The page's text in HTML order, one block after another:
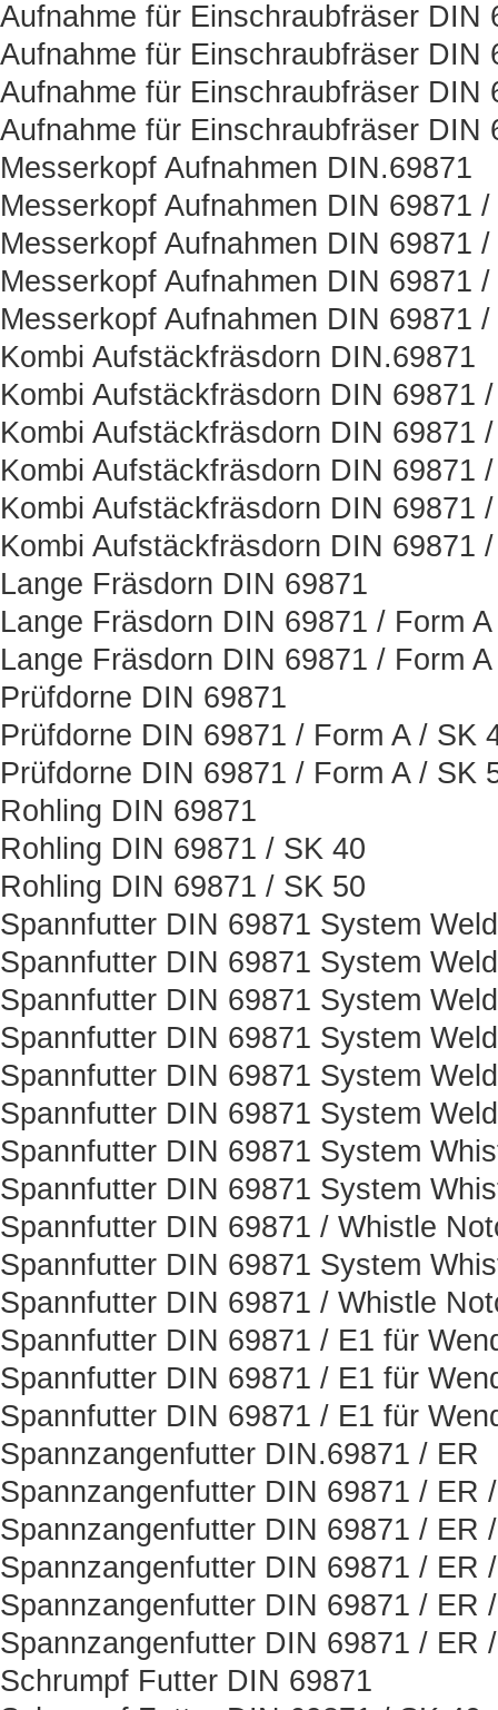
Aufnahme für Einschraubfräser DIN
Aufnahme für Einschraubfräser DIN
Aufnahme für Einschraubfräser DIN
Aufnahme für Einschraubfräser DIN
Messerkopf Aufnahmen DIN.69871
Messerkopf Aufnahmen DIN 69871
Messerkopf Aufnahmen DIN 69871
Messerkopf Aufnahmen DIN 69871
Messerkopf Aufnahmen DIN 69871
Kombi Aufstäckfräsdorn DIN.69871
Kombi Aufstäckfräsdorn DIN 69871
Kombi Aufstäckfräsdorn DIN 69871
Kombi Aufstäckfräsdorn DIN 69871
Kombi Aufstäckfräsdorn DIN 69871
Kombi Aufstäckfräsdorn DIN 69871
Lange Fräsdorn DIN 69871
Lange Fräsdorn DIN 69871 / Form
Lange Fräsdorn DIN 69871 / Form
Prüfdorne DIN 69871
Prüfdorne DIN 69871 / Form A / SK
Prüfdorne DIN 69871 / Form A / SK
Rohling DIN 69871
Rohling DIN 69871 / SK 40
Rohling DIN 69871 / SK 50
Spannfutter DIN 69871 System
Spannfutter DIN 69871 System
Spannfutter DIN 69871 System
Spannfutter DIN 69871 System
Spannfutter DIN 69871 System
Spannfutter DIN 69871 System
Spannfutter DIN 69871 System
Spannfutter DIN 69871 System
Spannfutter DIN 69871 / Whistle
Spannfutter DIN 69871 System
Spannfutter DIN 69871 / Whistle
Spannfutter DIN 69871 / E1 für
Spannfutter DIN 69871 / E1 für
Spannfutter DIN 69871 / E1 für
Spannzangenfutter DIN.69871 / ER
Spannzangenfutter DIN 69871 / ER
Spannzangenfutter DIN 69871 / ER
Spannzangenfutter DIN 69871 / ER
Spannzangenfutter DIN 69871 / ER
Spannzangenfutter DIN 69871 / ER
Schrumpf Futter DIN 69871